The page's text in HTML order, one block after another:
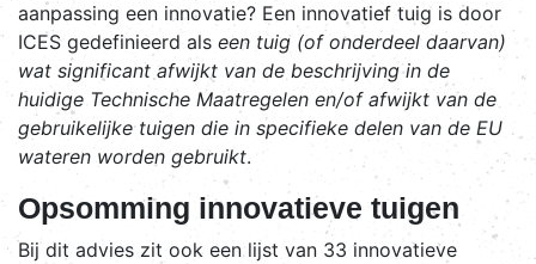
aanpassing een innovatie? Een innovatief tuig is door
ICES gedefinieerd als een tuig (of onderdeel daarvan)
wat significant afwijkt van de beschrijving in de
huidige Technische Maatregelen en/of afwijkt van de
gebruikelijke tuigen die in specifieke delen van de EU
wateren worden gebruikt.
Opsomming innovatieve tuigen
Bij dit advies zit ook een lijst van 33 innovatieve